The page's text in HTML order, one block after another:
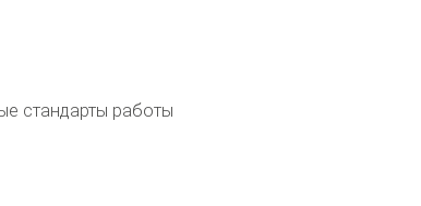
стандарты работы